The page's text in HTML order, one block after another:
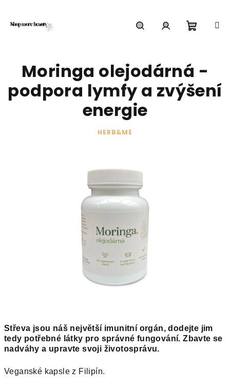
košík
Střeva jsou náš největší imunitní orgán, dodejte jim
tedy potřebné látky pro správné fungování. Zbavte se
nadváhy a upravte svoji životosprávu.
Veganské kapsle z Filipín.
Moringa olejodárná -
podpora lymfy a zvýšení
energie
HERB&ME